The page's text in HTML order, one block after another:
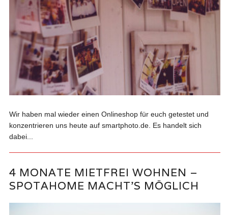
Wir haben mal wieder einen Onlineshop für euch getestet und
konzentrieren uns heute auf smartphoto.de. Es handelt sich
dabei...
4 MONATE MIETFREI WOHNEN –
SPOTAHOME MACHT’S MÖGLICH